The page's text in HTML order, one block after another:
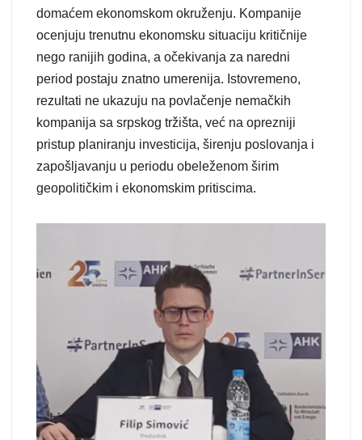
domaćem ekonomskom okruženju. Kompanije
ocenjuju trenutnu ekonomsku situaciju kritičnije
nego ranijih godina, a očekivanja za naredni
period postaju znatno umerenija. Istovremeno,
rezultati ne ukazuju na povlačenje nemačkih
kompanija sa srpskog tržišta, već na oprezniji
pristup planiranju investicija, širenju poslovanja i
zapošljavanju u periodu obeleženom širim
geopolitičkim i ekonomskim pritiscima.